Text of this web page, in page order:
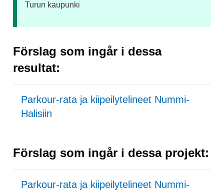
Turun kaupunki
Förslag som ingår i dessa
resultat:
Parkour-rata ja kiipeilytelineet Nummi-
Halisiin
Förslag som ingår i dessa projekt:
Parkour-rata ja kiipeilytelineet Nummi-